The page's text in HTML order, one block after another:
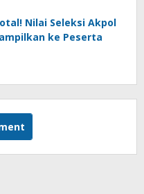
Nilai Seleksi Akpol
ke Peserta